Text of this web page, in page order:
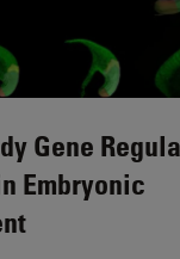
Gene
Embryonic